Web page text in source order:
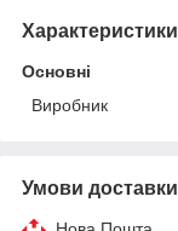
Характеристики
Основні
Виробник
Умови доставки